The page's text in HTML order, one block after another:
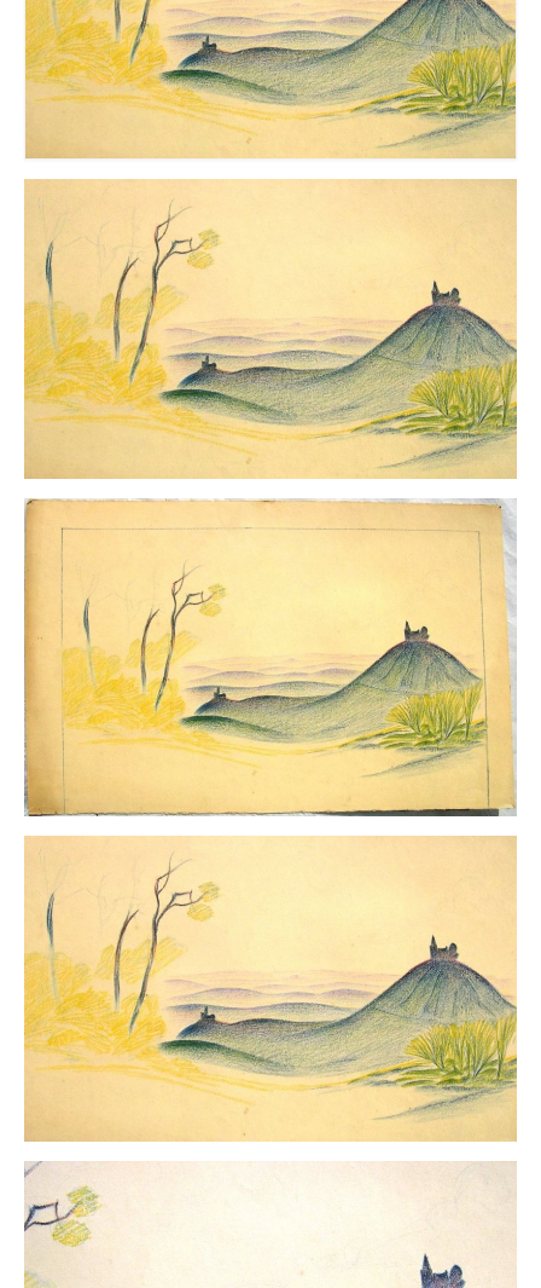
Fränkische Künstler
Hamburger Künstler
Münchner Künstler
Schwäbische Künstler
Weitere
Expressiver Realismus
Motive
Abstraktion
Industrie & Arbeit
Norddeutsche Landschaften
Süddeutsche Landschaft
Selbstbildnisse
Stillleben
Tägliche Dosis Kunst
Themenflyer: Trügerische Idyllen
Themenflyer: Buch und Schrift in der Kunst
Themenflyer: Sehnsucht Süden
Themenflyer: Walter Becker
Themenflyer: Richild Holt
Themenflyer: Ernst Geitlinger
Themenflyer: Michel Wagner